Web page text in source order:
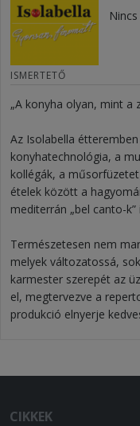
ISMERTETŐ
„A konyha olyan, mint a
Az Isolabella
konyhatechnológia, a
kollégák, a
ételek között a
mediterrán „bel canto-k”
Természetesen nem
melyek változatossá,
karmester szerepét az
el, megtervezve a
produkció elnyerje
CIKKEK